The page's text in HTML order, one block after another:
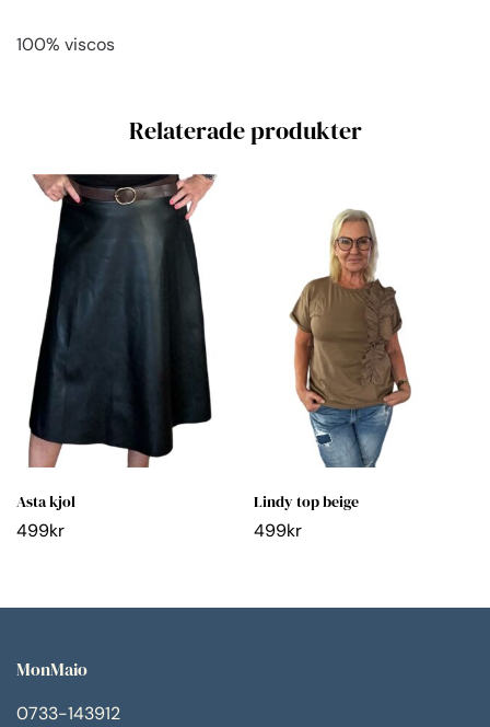
100% viscos
Relaterade produkter
Asta kjol
499kr
Lindy top beige
499kr
MonMaio
0733-143912